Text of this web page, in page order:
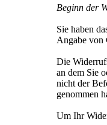
Beginn der
Sie haben
Angabe von
Die
an dem Sie
nicht der
genommen
Um Ihr